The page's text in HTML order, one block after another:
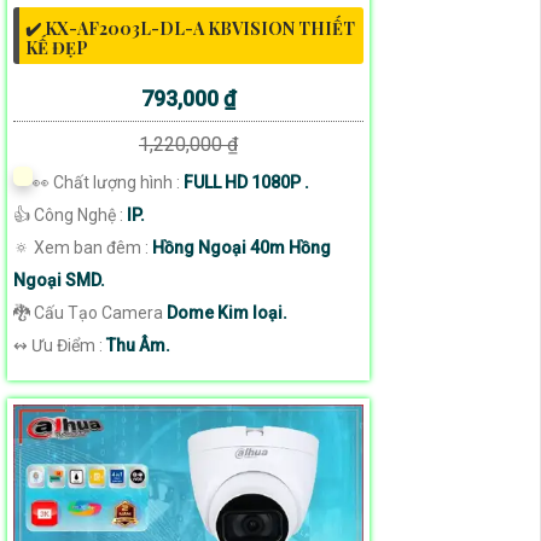
✔️ KX-AF2003L-DL-A KBVISION THIẾT
KẾ ĐẸP
793,000 ₫
1,220,000 ₫
️👀 Chất lượng hình : FULL HD 1080P .
👍 Công Nghệ : IP.
🔅 Xem ban đêm : Hồng Ngoại 40m Hồng
Ngoại SMD.
🐉️ Cấu Tạo Camera Dome Kim loại.
️↭ Ưu Điểm :Thu Âm.